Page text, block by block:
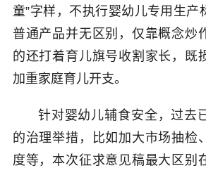
童”字样，不执行婴幼儿专用生产
普通产品并无区别，仅靠概念炒
的还打着育儿旗号收割家长，既
加重家庭育儿开支。
针对婴幼儿辅食安全，过去
的治理举措，比如加大市场抽检
度等，本次征求意见稿最大区别